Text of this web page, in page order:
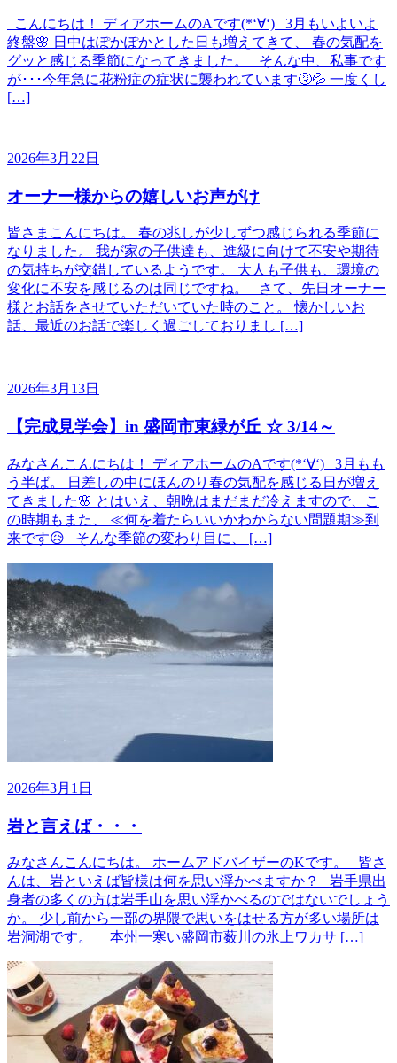
こんにちは！ ディアホームのAです(*‘∀‘) 3月もいよいよ
終盤🌸 日中はぽかぽかとした日も増えてきて、 春の気配を
グッと感じる季節になってきました。 そんな中、私事です
が･･･今年急に花粉症の症状に襲われています🤧💦 一度くし
[…]
2026年3月22日
オーナー様からの嬉しいお声がけ
皆さまこんにちは。 春の兆しが少しずつ感じられる季節に
なりました。 我が家の子供達も、進級に向けて不安や期待
の気持ちが交錯しているようです。 大人も子供も、環境の
変化に不安を感じるのは同じですね。 さて、先日オーナー
様とお話をさせていただいていた時のこと。 懐かしいお
話、最近のお話で楽しく過ごしておりまし […]
2026年3月13日
【完成見学会】in 盛岡市東緑が丘 ☆ 3/14～
みなさんこんにちは！ ディアホームのAです(*‘∀‘) 3月もも
う半ば。 日差しの中にほんのり春の気配を感じる日が増え
てきました🌸 とはいえ、朝晩はまだまだ冷えますので、こ
の時期もまた、 ≪何を着たらいいかわからない問題期≫到
来です😥 そんな季節の変わり目に、 […]
2026年3月1日
岩と言えば・・・
みなさんこんにちは。 ホームアドバイザーのKです。 皆さ
んは、岩といえば皆様は何を思い浮かべますか？ 岩手県出
身者の多くの方は岩手山を思い浮かべるのではないでしょう
か。 少し前から一部の界隈で思いをはせる方が多い場所は
岩洞湖です。 本州一寒い盛岡市薮川の氷上ワカサ […]